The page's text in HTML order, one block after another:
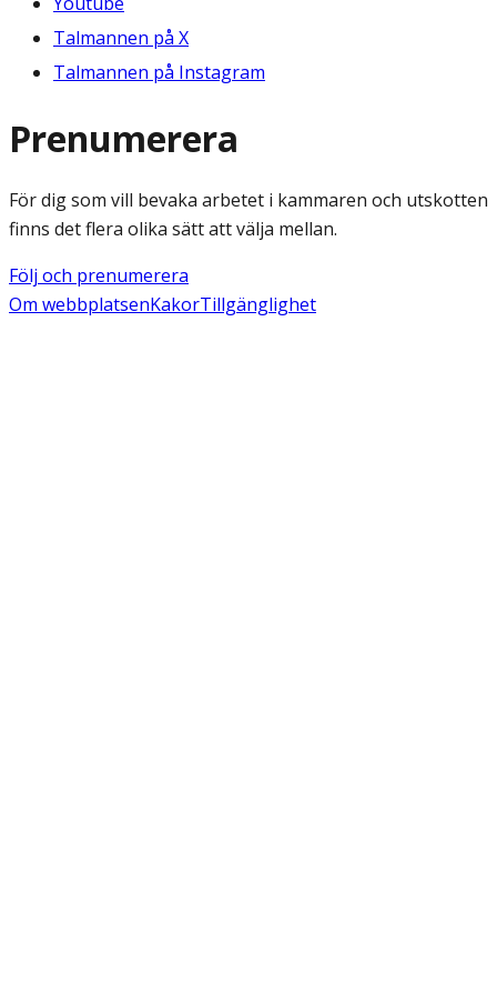
Talmannen på X
Talmannen på Instagram
Prenumerera
För dig som vill bevaka arbetet i kammaren och utskotten
finns det flera olika sätt att välja mellan.
Följ och prenumerera
Om webbplatsenKakorTillgänglighet